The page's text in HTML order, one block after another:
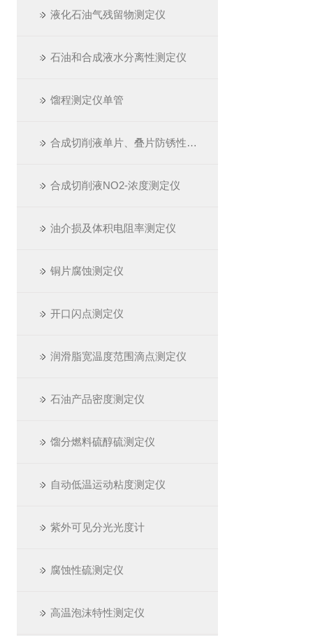
液化石油气残留物测定仪
石油和合成液水分离性测定仪
馏程测定仪单管
合成切削液单片、叠片防锈性测定仪
合成切削液NO2-浓度测定仪
油介损及体积电阻率测定仪
铜片腐蚀测定仪
开口闪点测定仪
润滑脂宽温度范围滴点测定仪
石油产品密度测定仪
馏分燃料硫醇硫测定仪
自动低温运动粘度测定仪
紫外可见分光光度计
腐蚀性硫测定仪
高温泡沫特性测定仪